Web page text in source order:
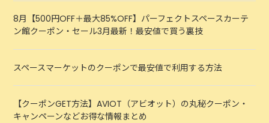
8月【500円OFF＋最大85%OFF】パーフェクトスペースカーテ
ン館クーポン・セール3月最新！最安値で買う裏技
スペースマーケットのクーポンで最安値で利用する方法
【クーポンGET方法】AVIOT（アビオット）の丸秘クーポン・
キャンペーンなどお得な情報まとめ